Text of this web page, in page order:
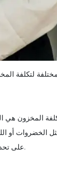
لتكلفة
المخزون هي
الخضروات أو
علىعند معرفة مقدار تكلفة طعامك حقًا خلال فترة معينة.